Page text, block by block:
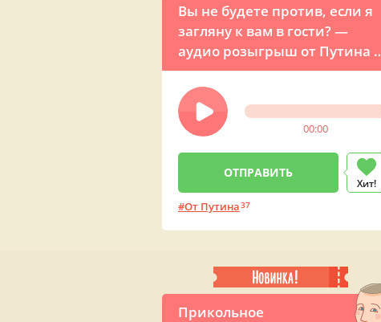
Вы не будете против, если я
загляну к вам в гости? —
аудио розыгрыш от Путина к
Новому году
00:00
Хит!
От Путина37
Прикольное